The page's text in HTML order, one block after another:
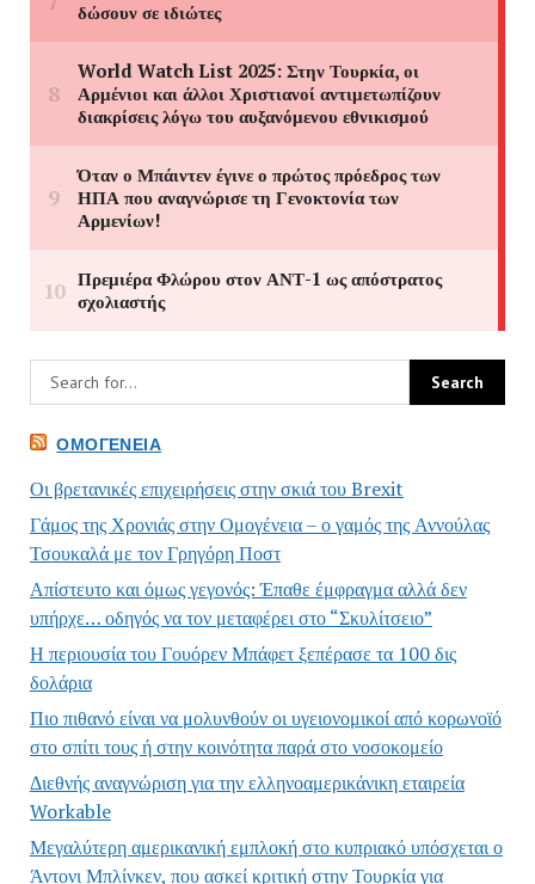
ΟΜΟΓΈΝΕΙΑ
Οι βρετανικές επιχειρήσεις στην σκιά του Brexit
Γάμος της Χρονιάς στην Ομογένεια – ο γαμός της Αννούλας
Τσουκαλά με τον Γρηγόρη Ποστ
Απίστευτο και όμως γεγονός: Έπαθε έμφραγμα αλλά δεν
υπήρχε… οδηγός να τον μεταφέρει στο “Σκυλίτσειο”
Η περιουσία του Γουόρεν Μπάφετ ξεπέρασε τα 100 δις
δολάρια
Πιο πιθανό είναι να μολυνθούν οι υγειονομικοί από κορωνοϊό
στο σπίτι τους ή στην κοινότητα παρά στο νοσοκομείο
Διεθνής αναγνώριση για την ελληνοαμερικάνικη εταιρεία
Workable
Μεγαλύτερη αμερικανική εμπλοκή στο κυπριακό υπόσχεται ο
Άντονι Μπλίνκεν, που ασκεί κριτική στην Τουρκία για